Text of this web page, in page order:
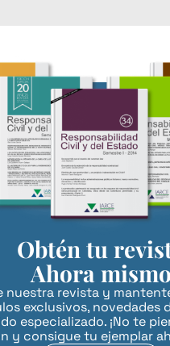
Obtén tu
Ahora mismo
nuestra revista y
exclusivos, novedades
especializado. ¡No te
y consigue tu ejemplar